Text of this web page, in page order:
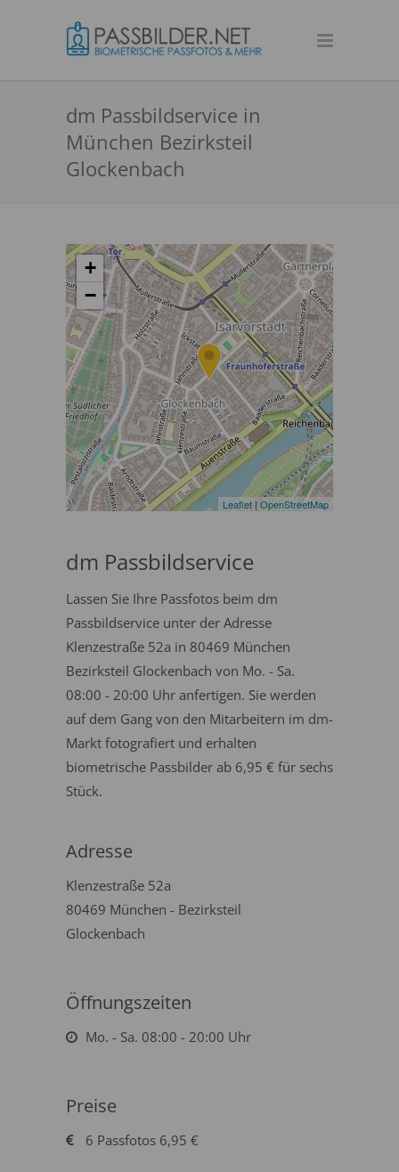
dm Passbildservice in
München Bezirksteil
Glockenbach
+
−
Leaflet|OpenStreetMap
dm Passbildservice
Lassen Sie Ihre Passfotos beim dm
Passbildservice unter der Adresse
Klenzestraße 52a in 80469 München
Bezirksteil Glockenbach von Mo. - Sa.
08:00 - 20:00 Uhr anfertigen. Sie werden
auf dem Gang von den Mitarbeitern im dm-
Markt fotografiert und erhalten
biometrische Passbilder ab 6,95 € für sechs
Stück.
Adresse
Klenzestraße 52a
80469 München - Bezirksteil
Glockenbach
Öffnungszeiten
Mo. - Sa. 08:00 - 20:00 Uhr
Preise
6 Passfotos 6,95 €